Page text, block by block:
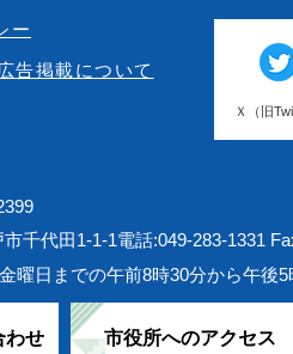
ー
告掲載について
Ｘ（旧
千代田1-1-1電話:049-283-1331
曜日までの午前8時30分から午後
わせ 市役所へのアクセス